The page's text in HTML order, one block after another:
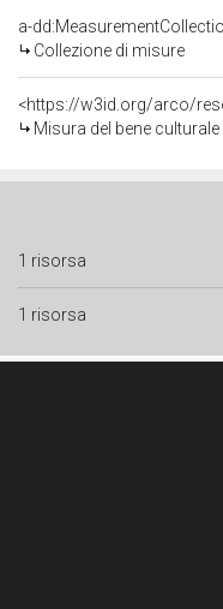
a-
Collezione di misure
<https://w3id.org/arco/
Misura del bene
1 risorsa
1 risorsa